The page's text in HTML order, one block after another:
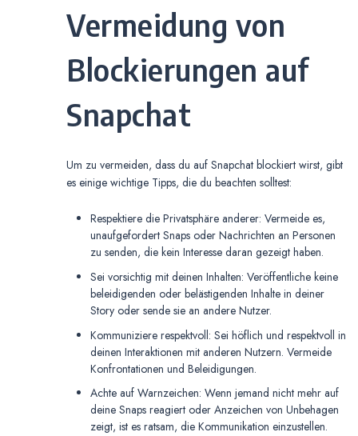
Vermeidung von
Blockierungen auf
Snapchat
Um zu vermeiden, dass du auf Snapchat blockiert wirst, gibt
es einige wichtige Tipps, die du beachten solltest:
Respektiere die Privatsphäre anderer: Vermeide es,
unaufgefordert Snaps oder Nachrichten an Personen
zu senden, die kein Interesse daran gezeigt haben.
Sei vorsichtig mit deinen Inhalten: Veröffentliche keine
beleidigenden oder belästigenden Inhalte in deiner
Story oder sende sie an andere Nutzer.
Kommuniziere respektvoll: Sei höflich und respektvoll in
deinen Interaktionen mit anderen Nutzern. Vermeide
Konfrontationen und Beleidigungen.
Achte auf Warnzeichen: Wenn jemand nicht mehr auf
deine Snaps reagiert oder Anzeichen von Unbehagen
zeigt, ist es ratsam, die Kommunikation einzustellen.